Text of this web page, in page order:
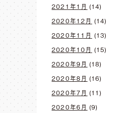
2021年1月 (14)
2020年12月 (14)
2020年11月 (13)
2020年10月 (15)
2020年9月 (18)
2020年8月 (16)
2020年7月 (11)
2020年6月 (9)